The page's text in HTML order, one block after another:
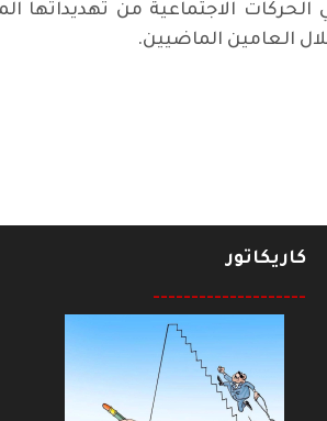
الاجتماعية من تهديداتها
كاريكاتور
--------------------